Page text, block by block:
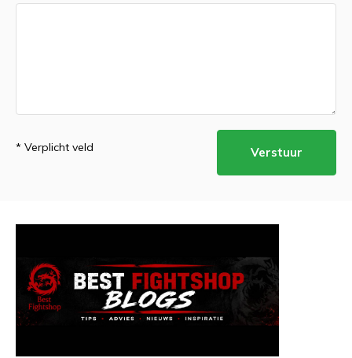
* Verplicht veld Verstuur